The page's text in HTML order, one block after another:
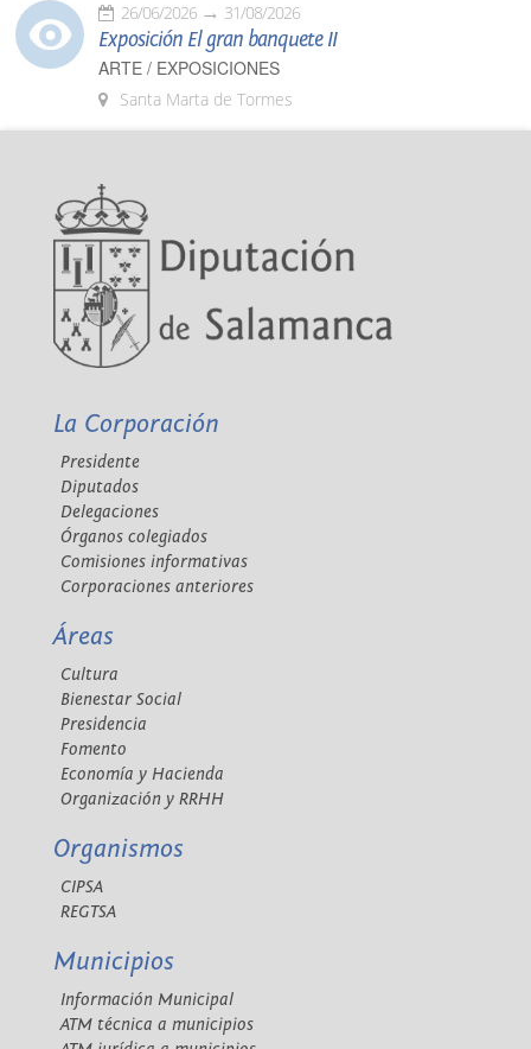
26/06/2026 31/08/2026
Exposición El gran banquete II
ARTE / EXPOSICIONES
Santa Marta de Tormes
La Corporación
Presidente
Diputados
Delegaciones
Órganos colegiados
Comisiones informativas
Corporaciones anteriores
Áreas
Cultura
Bienestar Social
Presidencia
Fomento
Economía y Hacienda
Organización y RRHH
Organismos
CIPSA
REGTSA
Municipios
Información Municipal
ATM técnica a municipios